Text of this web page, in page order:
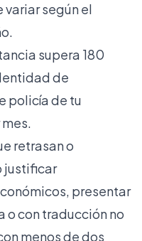
variar según el
supera 180
de
policía de tu
retrasan o
justificar
presentar
con traducción no
menos de dos